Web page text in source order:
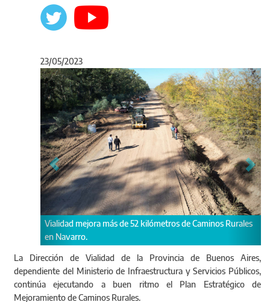
23/05/2023
de 52 kilómetros de Caminos Rurales
Por primera vez en la
Anterior
La Dirección de Vialidad de la Provincia de Buenos Aires,
dependiente del Ministerio de Infraestructura y Servicios Públicos,
continúa ejecutando a buen ritmo el Plan Estratégico de
Mejoramiento de Caminos Rurales.